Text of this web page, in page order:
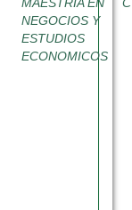
NEGOCIOS Y
ESTUDIOS
ECONOMICOS